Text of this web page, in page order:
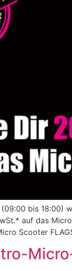
(09:00 bis
auf das
Scooter